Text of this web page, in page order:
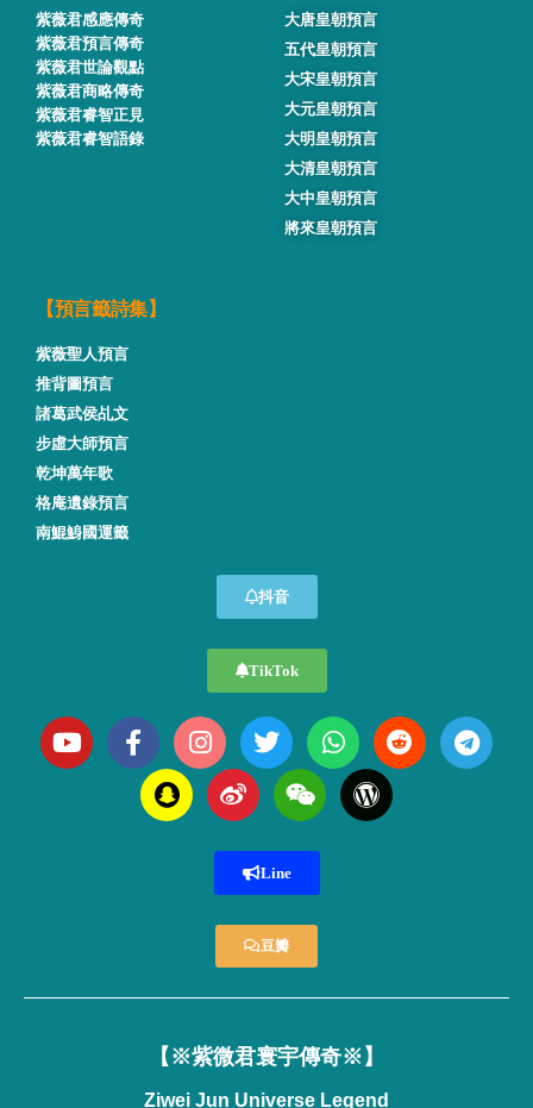
紫薇君感應傳奇
紫薇君預言傳奇
紫薇君世論觀點
紫薇君商略傳奇
紫薇君睿智正見
紫薇君睿智語錄
大唐皇朝預言
五代皇朝預言
大宋皇朝預言
大元皇朝預言
大明皇朝預言
大清皇朝預言
大中皇朝預言
將來皇朝預言
【預言籤詩集】
紫薇聖人預言
推背圖預言
諸葛武侯乩文
步虛大師預言
乾坤萬年歌
格庵遺錄預言
南鯤鯓國運籤
抖音
TikTok
Line
豆瓣
【※紫微君寰宇傳奇※】
Ziwei Jun Universe Legend